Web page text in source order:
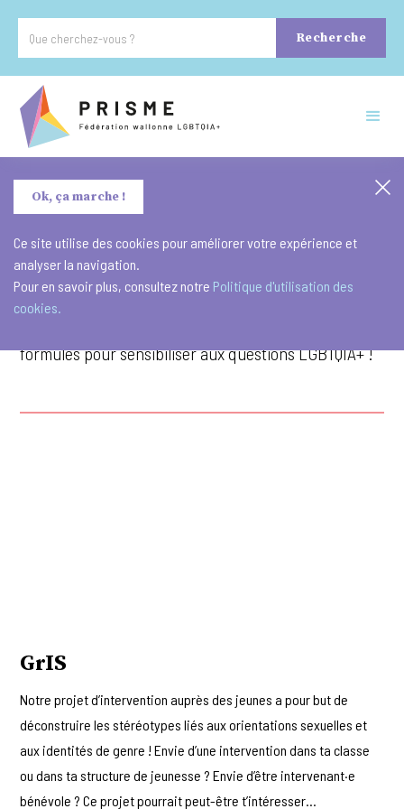
Ce site utilise des cookies pour améliorer votre expérience et
analyser la navigation.
Pour en savoir plus, consultez notre Politique d'utilisation des
cookies.
Ok, ça marche !
Milieu scolaire ? Secteur de la jeunesse ? ASBL ?
Entreprises ? Secteur du soin ? Organisations
formules pour sensibiliser aux questions LGBTQIA+ !
GrIS
Notre projet d’intervention auprès des jeunes a pour but de
déconstruire les stéréotypes liés aux orientations sexuelles et
aux identités de genre ! Envie d’une intervention dans ta classe
ou dans ta structure de jeunesse ? Envie d’être intervenant·e
bénévole ? Ce projet pourrait peut-être t’intéresser…